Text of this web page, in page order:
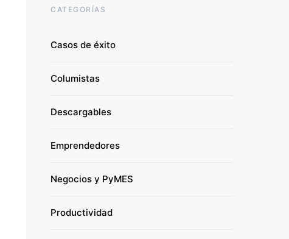
CATEGORÍAS
Casos de éxito
Columistas
Descargables
Emprendedores
Negocios y PyMES
Productividad